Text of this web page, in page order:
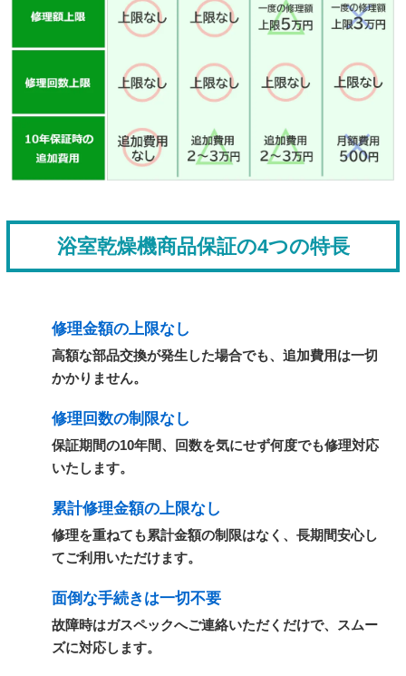
浴室乾燥機商品保証の4つの特長
修理金額の上限なし
高額な部品交換が発生した場合でも、追加費用は一切
かかりません。
修理回数の制限なし
保証期間の10年間、回数を気にせず何度でも修理対応
いたします。
累計修理金額の上限なし
修理を重ねても累計金額の制限はなく、長期間安心し
てご利用いただけます。
面倒な手続きは一切不要
故障時はガスペックへご連絡いただくだけで、スムー
ズに対応します。